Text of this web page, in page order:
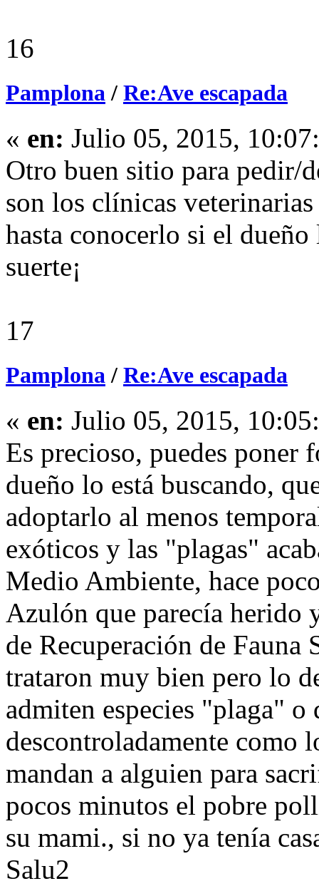
16
Pamplona / Re:Ave escapada
« en: Julio 05, 2015,
Otro buen sitio para
son los clínicas
hasta conocerlo si el
suerte¡
17
Pamplona/ Re:Ave escapada
« en: Julio 05, 2015,
Es precioso, puedes poner
dueño lo está buscando,
adoptarlo al menos
exóticos y las "plagas"
Medio Ambiente, hace
Azulón que parecía herido
de Recuperación de
trataron muy bien pero lo
admiten especies "plaga" o
descontroladamente como
mandan a alguien para
pocos minutos el pobre
su mami., si no ya tenía
Salu2